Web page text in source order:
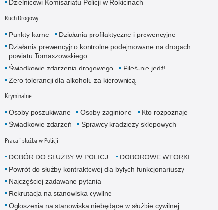
Dzielnicowi Komisariatu Policji w Rokicinach
Ruch Drogowy
Punkty karne
Działania profilaktyczne i prewencyjne
Działania prewencyjno kontrolne podejmowane na drogach
powiatu Tomaszowskiego
Świadkowie zdarzenia drogowego
Piłeś-nie jedź!
Zero tolerancji dla alkoholu za kierownicą
Kryminalne
Osoby poszukiwane Osoby zaginione
Kto rozpoznaje
Świadkowie zdarzeń
Sprawcy kradzieży sklepowych
Praca i służba w Policji
DOBÓR DO SŁUŻBY W POLICJI
DOBOROWE WTORKI
Powrót do służby kontraktowej dla byłych funkcjonariuszy
Najczęściej zadawane pytania
Rekrutacja na stanowiska cywilne
Ogłoszenia na stanowiska niebędące w służbie cywilnej